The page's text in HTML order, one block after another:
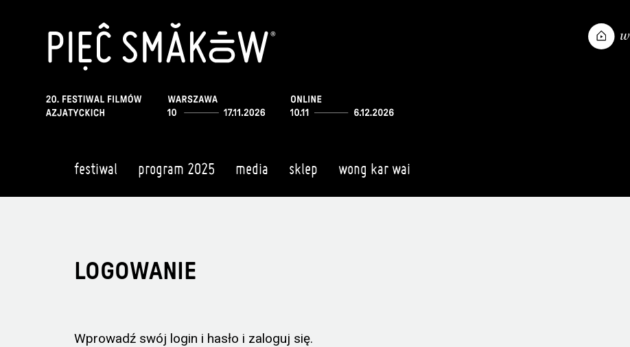
festiwal program 2025 media sklep wong kar wai
LOGOWANIE
Wprowadź swój login i hasło i zaloguj się.